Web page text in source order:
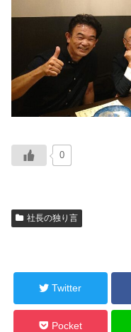
0
社長の独り言
Twitter
Pocket